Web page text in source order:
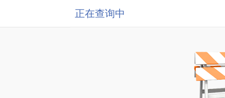
正在查询中